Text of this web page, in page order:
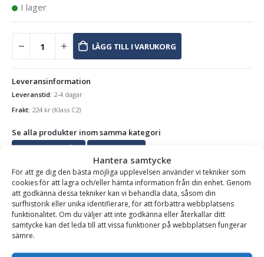
Hantera samtycke
För att ge dig den bästa möjliga upplevelsen använder vi tekniker som
cookies för att lagra och/eller hämta information från din enhet. Genom
att godkänna dessa tekniker kan vi behandla data, såsom din
surfhistorik eller unika identifierare, för att förbättra webbplatsens
funktionalitet. Om du väljer att inte godkänna eller återkallar ditt
samtycke kan det leda till att vissa funktioner på webbplatsen fungerar
sämre.
I lager
LÄGG TILL I VARUKORG
Leveransinformation
Leveranstid: 2-4 dagar
Frakt: 224 kr (Klass C2)
Se alla produkter inom samma kategori
Populärt skogsvård Trädfällriktare
BESKRIVNING
Trädfällriktare RH Pusher 2 – maxtryck 1800 kg,
transportlängd 135 cm